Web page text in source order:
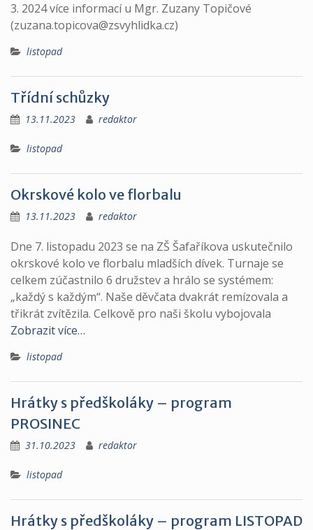
3. 2024 více informací u Mgr. Zuzany Topičové
(zuzana.topicova@zsvyhlidka.cz)
listopad
Třídní schůzky
13.11.2023 redaktor
listopad
Okrskové kolo ve florbalu
13.11.2023 redaktor
Dne 7. listopadu 2023 se na ZŠ Šafaříkova uskutečnilo
okrskové kolo ve florbalu mladších dívek. Turnaje se
celkem zúčastnilo 6 družstev a hrálo se systémem:
„každý s každým“. Naše děvčata dvakrát remízovala a
třikrát zvítězila. Celkově pro naši školu vybojovala
Zobrazit více…
listopad
Hrátky s předškoláky – program
PROSINEC
31.10.2023 redaktor
listopad
Hrátky s předškoláky – program LISTOPAD